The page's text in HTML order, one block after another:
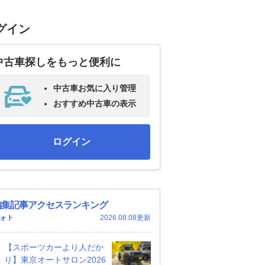
イン
古車探しをもっと便利に
中古車お気に入り管理
おすすめ中古車の表示
ログイン
記事アクセスランキング
ト 2026.08.08更新
【スポーツカーより人だか
り】東京オートサロン2026